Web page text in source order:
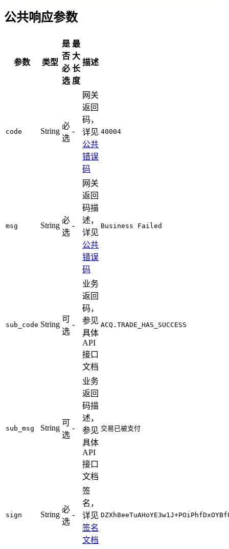
公共响应参数
参数 类型
是
否
必
选
最
大
长
度
描述
code String
必
选
-
网关
返回
码，
详见
公共
错误
码
40004
msg String
必
选
-
网关
返回
码描
述，
详见
公共
错误
码
Business Failed
sub_code String
可
选
-
业务
返回
码，
参见
具体
API
接口
文档
ACQ.TRADE_HAS_SUCCESS
sub_msg String
可
选
-
业务
返回
码描
述，
参见
具体
API
接口
文档
交易已被支付
sign String
必
选
-
签
名，
详见
签名
文档